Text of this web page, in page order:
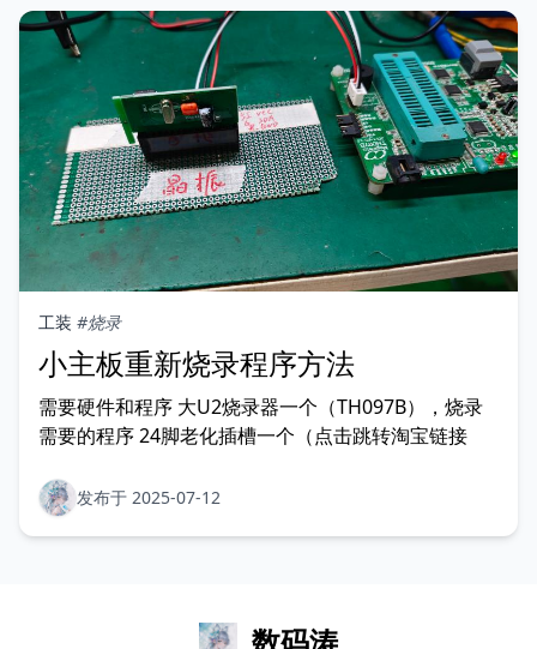
工装 #烧录
小主板重新烧录程序方法
需要硬件和程序 大U2烧录器一个（TH097B），烧录
需要的程序 24脚老化插槽一个（点击跳转淘宝链接
发布于 2025-07-12